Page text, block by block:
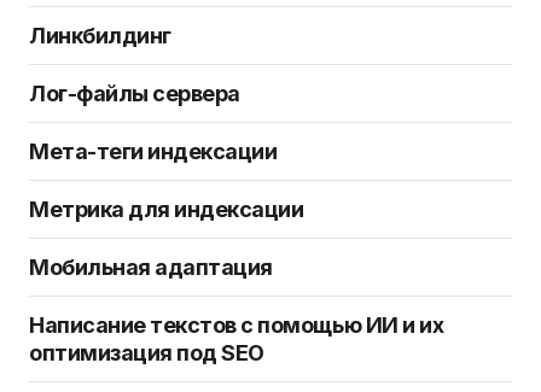
Линкбилдинг
Лог-файлы сервера
Мета-теги индексации
Метрика для индексации
Мобильная адаптация
Написание текстов с помощью ИИ и их
оптимизация под SEO